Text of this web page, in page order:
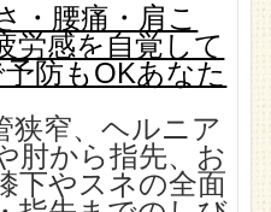
・腰痛・肩こ
労感を自覚して
防もOKあなた
狭窄、ヘルニア
肘から指先、お
下やスネの全面